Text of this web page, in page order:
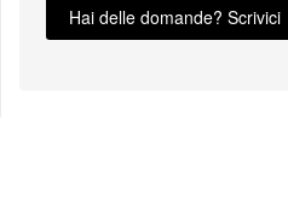
Hai delle domande? Scrivici